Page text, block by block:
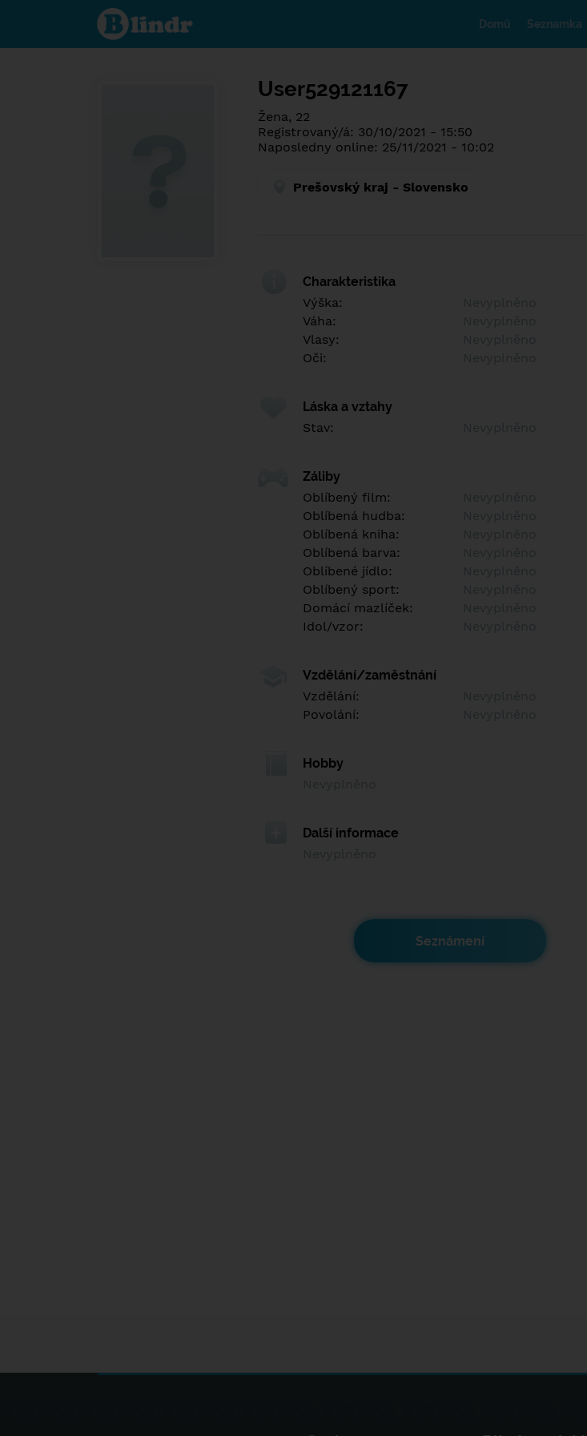
Poznej co je
pod maskou.
Seznamovací
Domů Seznamka
User529121167
Žena, 22
Registrovaný/á: 30/10/2021 - 15:50
Naposledny online: 25/11/2021 - 10:02
Prešovský kraj - Slovensko
Charakteristika
Výška:
Váha:
Vlasy:
Oči:
Láska a vztahy
Stav:
Záliby
Oblíbený film:
Oblíbená hudba:
Oblíbená kniha:
Oblíbená barva:
Oblíbené jídlo:
Oblíbený sport:
Domácí mazlíček:
Idol/vzor:
Vzdělání/zaměstnání
Vzdělání:
Povolání:
Hobby
Další informace
Seznámení